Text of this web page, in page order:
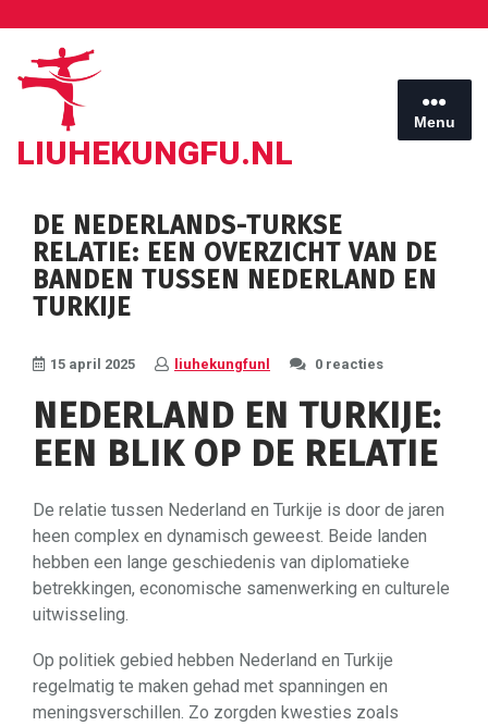
inhoud
LIUHEKUNGFU.NL
Menu
DE NEDERLANDS-TURKSE
RELATIE: EEN OVERZICHT VAN DE
BANDEN TUSSEN NEDERLAND EN
TURKIJE
15 april 2025 liuhekungfunl 0 reacties
NEDERLAND EN TURKIJE:
EEN BLIK OP DE RELATIE
De relatie tussen Nederland en Turkije is door de jaren
heen complex en dynamisch geweest. Beide landen
hebben een lange geschiedenis van diplomatieke
betrekkingen, economische samenwerking en culturele
uitwisseling.
Op politiek gebied hebben Nederland en Turkije
regelmatig te maken gehad met spanningen en
meningsverschillen. Zo zorgden kwesties zoals